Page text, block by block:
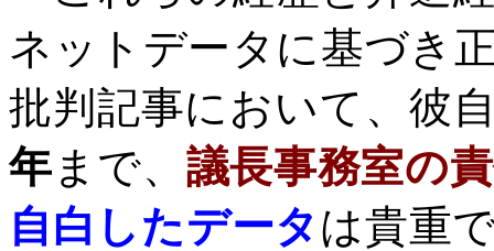
ネットデータに基づき
批判記事において、彼
年まで、 議長事務室の
自白したデータ は貴重